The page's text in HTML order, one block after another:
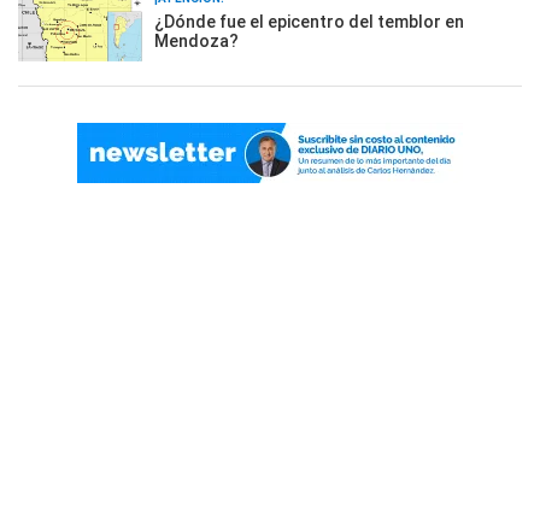
¿Dónde fue el epicentro del temblor en
Mendoza?